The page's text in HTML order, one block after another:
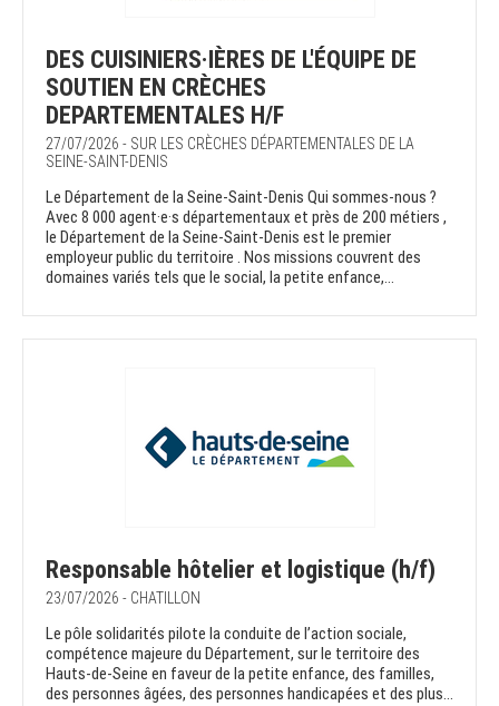
DES CUISINIERS·IÈRES DE L'ÉQUIPE DE
SOUTIEN EN CRÈCHES
DEPARTEMENTALES H/F
27/07/2026 - SUR LES CRÈCHES DÉPARTEMENTALES DE LA
SEINE-SAINT-DENIS
Le Département de la Seine-Saint-Denis Qui sommes-nous ?
Avec 8 000 agent·e·s départementaux et près de 200 métiers ,
le Département de la Seine-Saint-Denis est le premier
employeur public du territoire . Nos missions couvrent des
domaines variés tels que le social, la petite enfance,...
Responsable hôtelier et logistique (h/f)
23/07/2026 - CHATILLON
Le pôle solidarités pilote la conduite de l’action sociale,
compétence majeure du Département, sur le territoire des
Hauts-de-Seine en faveur de la petite enfance, des familles,
des personnes âgées, des personnes handicapées et des plus...